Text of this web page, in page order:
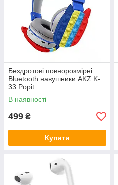
Бездротові повнорозмірні
Bluetooth навушники AKZ K-
33 Popit
В наявності
499 ₴
Купити